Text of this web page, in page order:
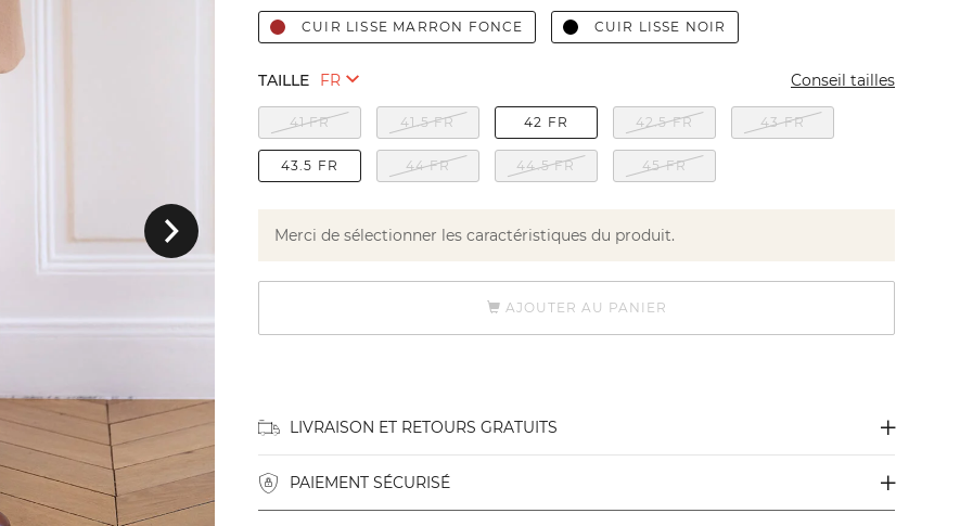
Suivant
CUIR LISSE MARRON FONCE CUIR LISSE NOIR
TAILLE Conseil tailles
41 FR 41.5 FR 42 FR 42.5 FR 43 FR
43.5 FR 44 FR 44.5 FR 45 FR
Merci de sélectionner les caractéristiques du produit.
AJOUTER AU PANIER
LIVRAISON ET RETOURS GRATUITS
PAIEMENT SÉCURISÉ